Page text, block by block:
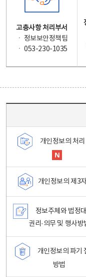
고충사항 처리부서
ㆍ 정보보안정책팀
ㆍ 053-230-1035
개인정보의 처리
개인정보의 제3
정보주체와 법정
권리·의무 및 행사방
개인정보의 파기
방법